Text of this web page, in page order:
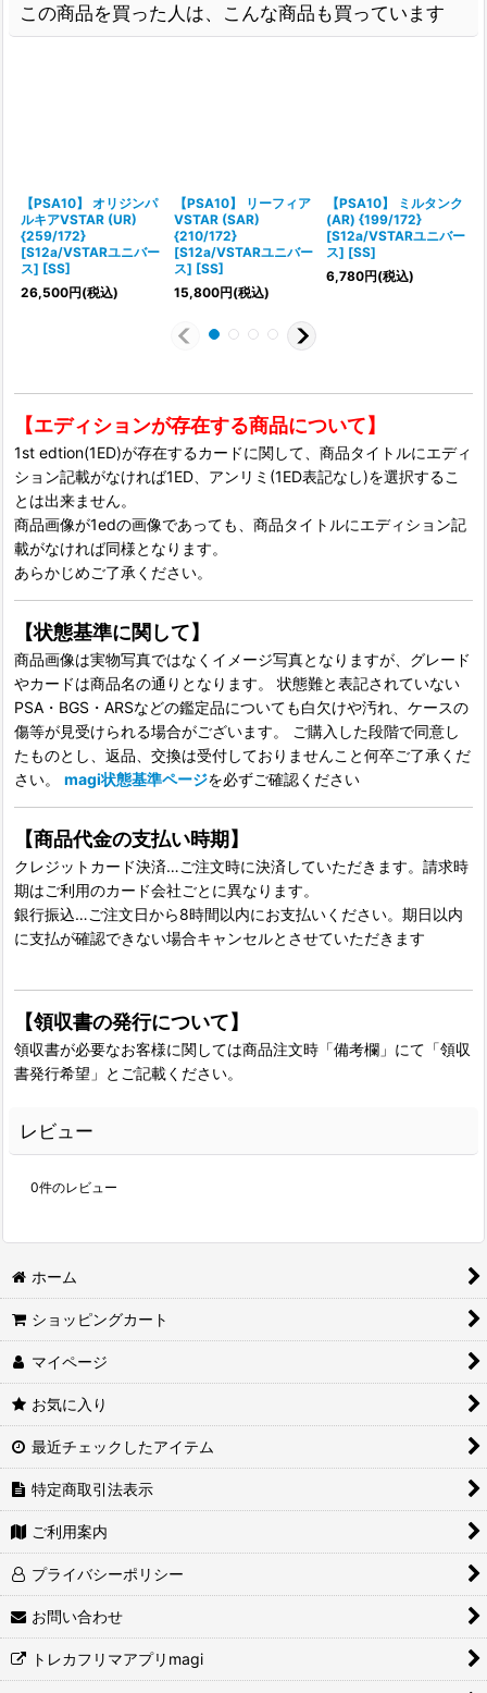
この商品を買った人は、こんな商品も買っています
【PSA10】 オリジンパ
ルキアVSTAR (UR)
{259/172}
[S12a/VSTARユニバー
ス] [SS]
26,500円(税込)
【PSA10】 リーフィア
VSTAR (SAR)
{210/172}
[S12a/VSTARユニバー
ス] [SS]
15,800円(税込)
【PSA10】 ミルタンク
(AR) {199/172}
[S12a/VSTARユニバー
ス] [SS]
6,780円(税込)
【エディションが存在する商品について】
1st edtion(1ED)が存在するカードに関して、商品タイトルにエディ
ション記載がなければ1ED、アンリミ(1ED表記なし)を選択するこ
とは出来ません。
商品画像が1edの画像であっても、商品タイトルにエディション記
載がなければ同様となります。
あらかじめご了承ください。
【状態基準に関して】
商品画像は実物写真ではなくイメージ写真となりますが、グレード
やカードは商品名の通りとなります。 状態難と表記されていない
PSA・BGS・ARSなどの鑑定品についても白欠けや汚れ、ケースの
傷等が見受けられる場合がございます。 ご購入した段階で同意し
たものとし、返品、交換は受付しておりませんこと何卒ご了承くだ
さい。 magi状態基準ページを必ずご確認ください
【商品代金の支払い時期】
クレジットカード決済…ご注文時に決済していただきます。請求時
期はご利用のカード会社ごとに異なります。
銀行振込…ご注文日から8時間以内にお支払いください。期日以内
に支払が確認できない場合キャンセルとさせていただきます
【領収書の発行について】
領収書が必要なお客様に関しては商品注文時「備考欄」にて「領収
書発行希望」とご記載ください。
レビュー
0件のレビュー
ホーム
ショッピングカート
マイページ
お気に入り
最近チェックしたアイテム
特定商取引法表示
ご利用案内
プライバシーポリシー
お問い合わせ
トレカフリマアプリmagi